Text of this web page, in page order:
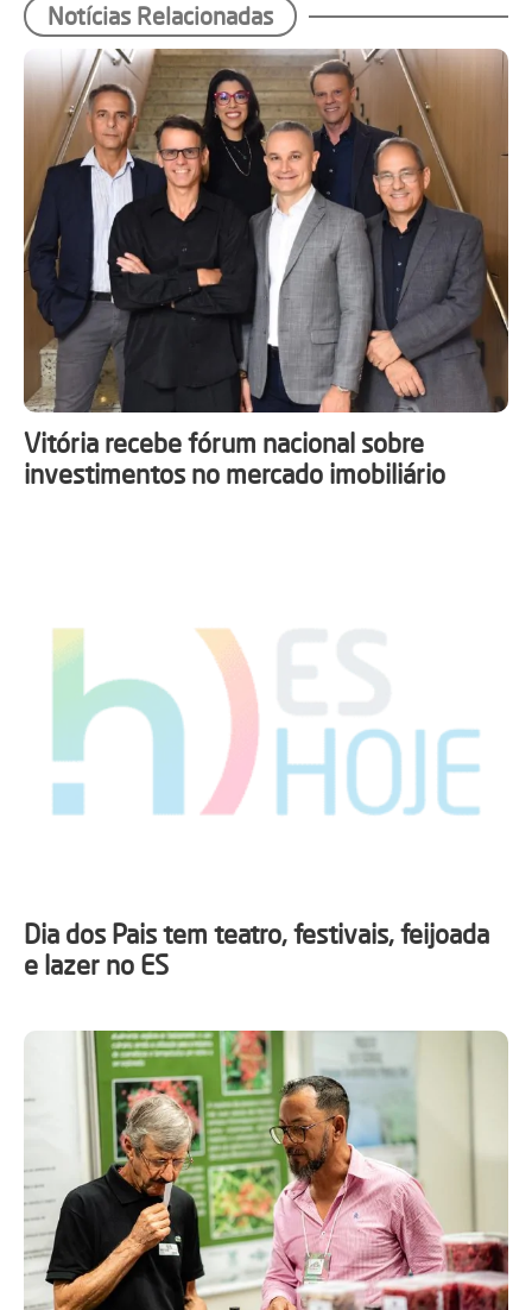
Notícias Relacionadas
Vitória recebe fórum nacional sobre
investimentos no mercado imobiliário
Dia dos Pais tem teatro, festivais, feijoada
e lazer no ES